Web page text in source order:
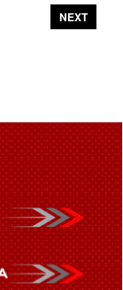
NEXT